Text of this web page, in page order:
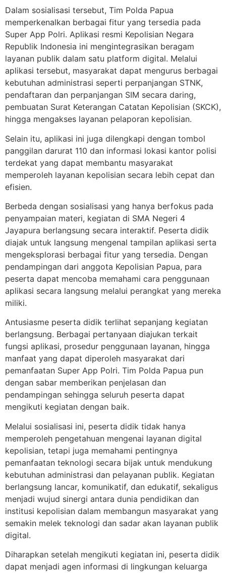
Dalam sosialisasi tersebut, Tim Polda Papua
memperkenalkan berbagai fitur yang tersedia pada
Super App Polri. Aplikasi resmi Kepolisian Negara
Republik Indonesia ini mengintegrasikan beragam
layanan publik dalam satu platform digital. Melalui
aplikasi tersebut, masyarakat dapat mengurus berbagai
kebutuhan administrasi seperti perpanjangan STNK,
pendaftaran dan perpanjangan SIM secara daring,
pembuatan Surat Keterangan Catatan Kepolisian (SKCK),
hingga mengakses layanan pelaporan kepolisian.
Selain itu, aplikasi ini juga dilengkapi dengan tombol
panggilan darurat 110 dan informasi lokasi kantor polisi
terdekat yang dapat membantu masyarakat
memperoleh layanan kepolisian secara lebih cepat dan
efisien.
Berbeda dengan sosialisasi yang hanya berfokus pada
penyampaian materi, kegiatan di SMA Negeri 4
Jayapura berlangsung secara interaktif. Peserta didik
diajak untuk langsung mengenal tampilan aplikasi serta
mengeksplorasi berbagai fitur yang tersedia. Dengan
pendampingan dari anggota Kepolisian Papua, para
peserta dapat mencoba memahami cara penggunaan
aplikasi secara langsung melalui perangkat yang mereka
miliki.
Antusiasme peserta didik terlihat sepanjang kegiatan
berlangsung. Berbagai pertanyaan diajukan terkait
fungsi aplikasi, prosedur penggunaan layanan, hingga
manfaat yang dapat diperoleh masyarakat dari
pemanfaatan Super App Polri. Tim Polda Papua pun
dengan sabar memberikan penjelasan dan
pendampingan sehingga seluruh peserta dapat
mengikuti kegiatan dengan baik.
Melalui sosialisasi ini, peserta didik tidak hanya
memperoleh pengetahuan mengenai layanan digital
kepolisian, tetapi juga memahami pentingnya
pemanfaatan teknologi secara bijak untuk mendukung
kebutuhan administrasi dan pelayanan publik. Kegiatan
berlangsung lancar, komunikatif, dan edukatif, sekaligus
menjadi wujud sinergi antara dunia pendidikan dan
institusi kepolisian dalam membangun masyarakat yang
semakin melek teknologi dan sadar akan layanan publik
digital.
Diharapkan setelah mengikuti kegiatan ini, peserta didik
dapat menjadi agen informasi di lingkungan keluarga